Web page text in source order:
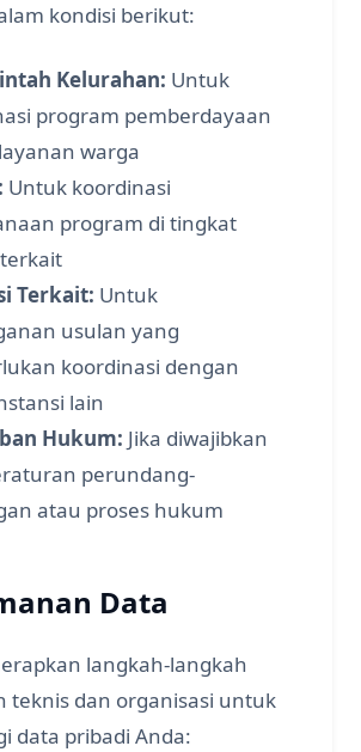
kondisi berikut:
Kelurahan: Untuk
program pemberdayaan
warga
Untuk koordinasi
program di tingkat
terkait
Terkait: Untuk
usulan yang
koordinasi dengan
lain
Hukum: Jika diwajibkan
perundang-
atau proses hukum
Data
langkah-langkah
teknis dan organisasi untuk
data pribadi Anda: